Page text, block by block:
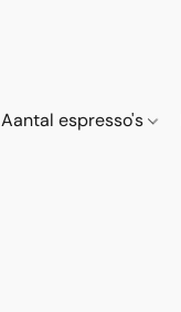
Aantal espresso's